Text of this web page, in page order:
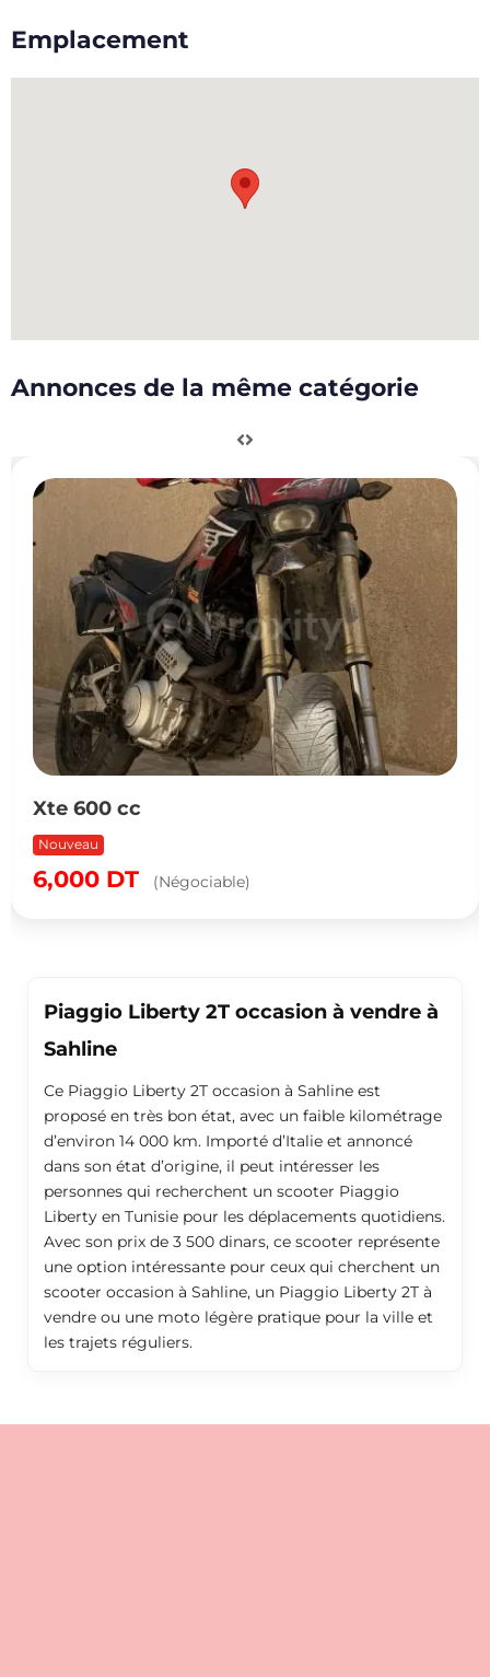
Emplacement
Annonces de la même catégorie
Yamaha TMAX 530 ABS 2013 avec 23 000
km à Kairouan
Nouveau Populaire
Piaggio Liberty 2T occasion à vendre à
Sahline
Ce Piaggio Liberty 2T occasion à Sahline est
proposé en très bon état, avec un faible kilométrage
d’environ 14 000 km. Importé d’Italie et annoncé
dans son état d’origine, il peut intéresser les
personnes qui recherchent un scooter Piaggio
Liberty en Tunisie pour les déplacements quotidiens.
Avec son prix de 3 500 dinars, ce scooter représente
une option intéressante pour ceux qui cherchent un
scooter occasion à Sahline, un Piaggio Liberty 2T à
vendre ou une moto légère pratique pour la ville et
les trajets réguliers.